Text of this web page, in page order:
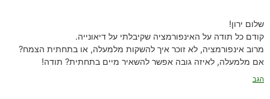
שלום ירון!
קודם כל תודה על האינפורמציה שקיבלתי על דיאונייה.
מרוב אינפורמציה, לא זוכר איך להשקות מלמעלה, או בתחתית הצמח?
אם מלמעלה, לאיזה גובה אפשר להשאיר מיים בתחתית? תודה!
הגב